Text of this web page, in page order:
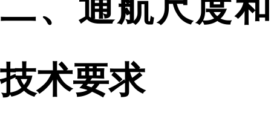
二、通航尺度和
技术要求